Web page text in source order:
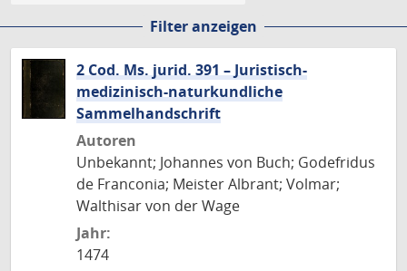
Filter anzeigen
2 Cod. Ms. jurid. 391 – Juristisch-
medizinisch-naturkundliche
Sammelhandschrift
Autoren
Unbekannt; Johannes von Buch; Godefridus
de Franconia; Meister Albrant; Volmar;
Walthisar von der Wage
Jahr:
1474